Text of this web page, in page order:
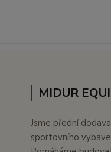
MIDUR
Jsme přední
sportovního